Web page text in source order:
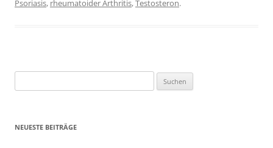
Psoriasis, rheumatoider Arthritis,Testosteron.
nach:
NEUESTE BEITRÄGE